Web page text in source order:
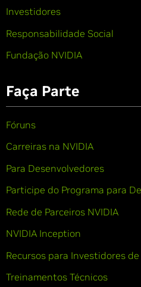
Investidores
Responsabilidade Social
Fundação NVIDIA
Faça Parte
Fóruns
Carreiras na NVIDIA
Para Desenvolvedores
Participe do Programa para
Rede de Parceiros NVIDIA
NVIDIA Inception
Recursos para Investidores
Treinamentos Técnicos